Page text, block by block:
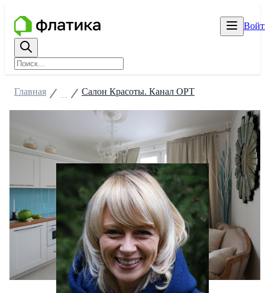
Главная Салон Красоты. Канал ОРТ